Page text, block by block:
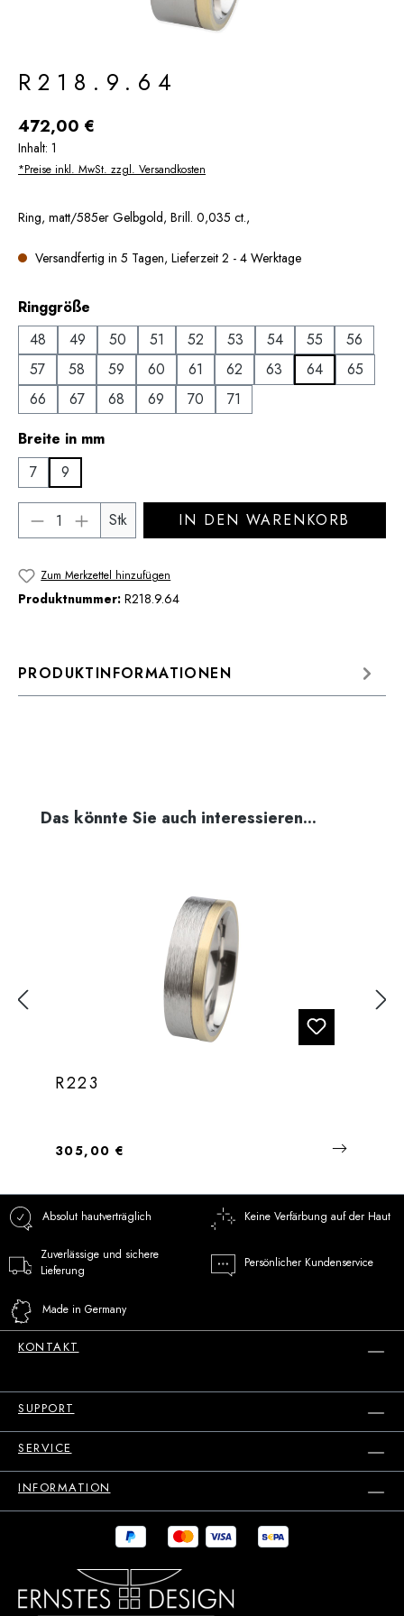
R218.9.64
Regulärer Preis:
472,00 €
Inhalt: 1
*Preise inkl. MwSt. zzgl. Versandkosten
Ring, matt/585er Gelbgold, Brill. 0,035 ct.,
Versandfertig in 5 Tagen, Lieferzeit 2 - 4 Werktage
Ringgröße
48
49 50 51 52 53 54 55
56
57
58 59 60 61 62 63 64
65
66
67 68 69 70
71
Breite in mmauswählen
7
9
Produkt Anzahl: Gib den gewünschten
Stk IN DEN WARENKORB
Zum Merkzettel hinzufügen
Produktnummer: R218.9.64
PRODUKTINFORMATIONEN
Produktgalerie überspringen
Das könnte Sie auch interessieren...
R223
Regulärer Preis:
305,00 €
Absolut hautverträglich Keine Verfärbung auf der Haut
Zuverlässige und sichere
Lieferung
Persönlicher Kundenservice
Made in Germany
KONTAKT
SUPPORT
SERVICE
INFORMATION